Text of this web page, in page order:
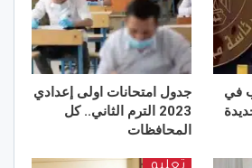
في
جدول امتحانات اولى إعدادي
2023 الترم الثاني.. كل
المحافظات